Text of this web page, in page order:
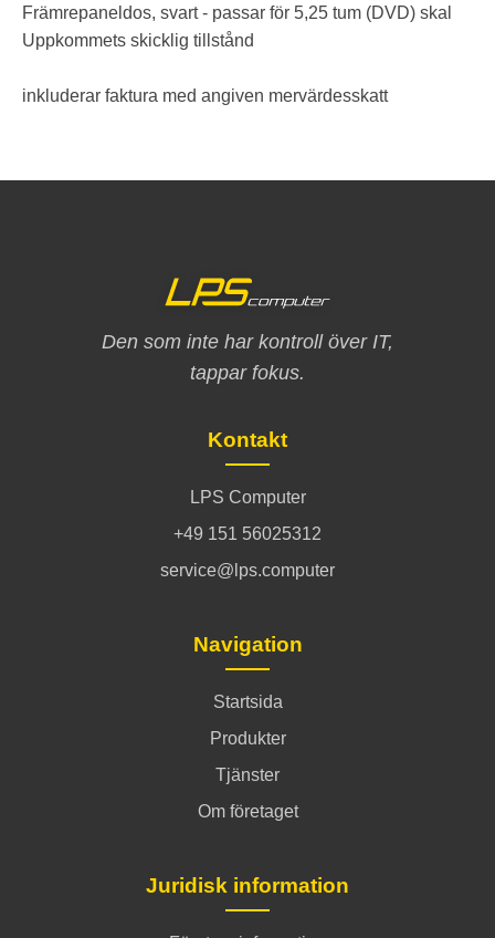
Främrepaneldos, svart - passar för 5,25 tum (DVD) skal
Uppkommets skicklig tillstånd
inkluderar faktura med angiven mervärdesskatt
Den som inte har kontroll över IT,
tappar fokus.
Kontakt
LPS Computer
+49 151 56025312
service@lps.computer
Navigation
Startsida
Produkter
Tjänster
Om företaget
Juridisk information